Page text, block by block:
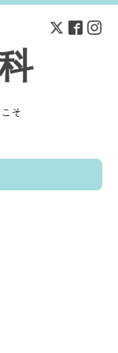
そ